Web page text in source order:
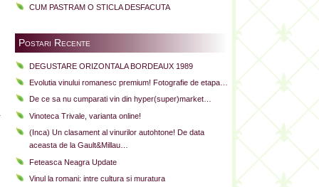
CUM PASTRAM O STICLA DESFACUTA
Postari Recente
DEGUSTARE ORIZONTALA BORDEAUX 1989
Evolutia vinului romanesc premium! Fotografie de etapa…
De ce sa nu cumparati vin din hyper(super)market…
Vinoteca Trivale, varianta online!
(Inca) Un clasament al vinurilor autohtone! De data
aceasta de la Gault&Millau…
Feteasca Neagra Update
Vinul la romani: intre cultura si muratura